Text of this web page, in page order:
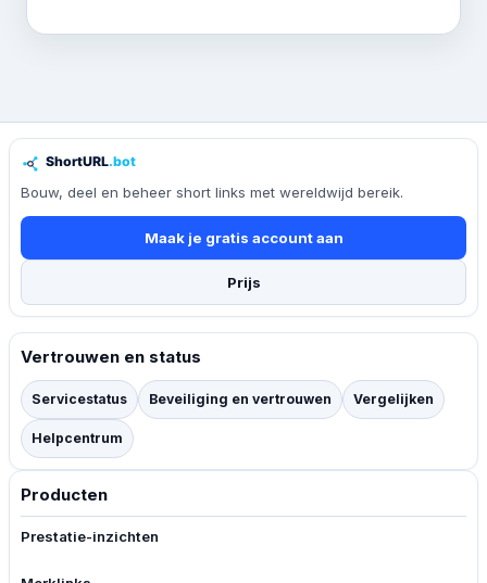
Bouw, deel en beheer short links met wereldwijd bereik.
Maak je gratis account aan
Prijs
Vertrouwen en status
Servicestatus Beveiliging en vertrouwen Vergelijken
Helpcentrum
Producten
Prestatie-inzichten